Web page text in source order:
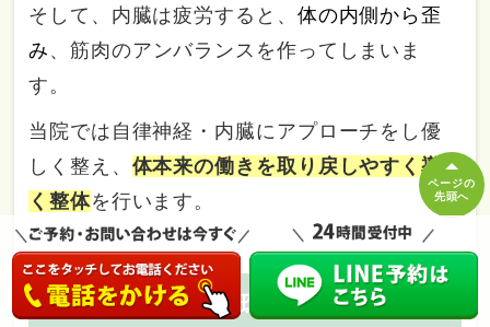
そして、内臓は疲労すると、 体の内側から歪
み 、筋肉のアンバランスを作ってしまいま
す。
当院では自律神経・内臓にアプローチをし優
しく整え、 体本来の働きを取り戻しやすく導
く整体を行います。
2,ゆがみ・体液循環を整える
ページの
先頭へ